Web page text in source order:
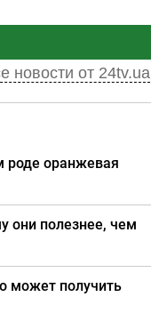
новости от 24tv.ua
роде оранжевая
они полезнее, чем
может получить